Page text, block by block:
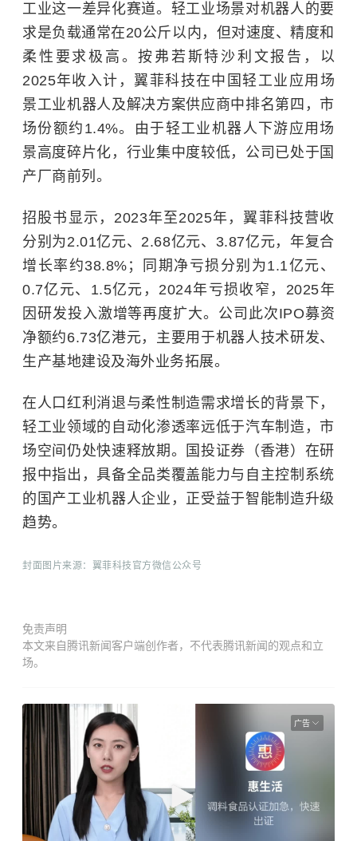
工业这一差异化赛道。轻工业场景对机器人的要
求是负载通常在20公斤以内，但对速度、精度和
柔性要求极高。按弗若斯特沙利文报告，以
2025年收入计，翼菲科技在中国轻工业应用场
景工业机器人及解决方案供应商中排名第四，市
场份额约1.4%。由于轻工业机器人下游应用场
景高度碎片化，行业集中度较低，公司已处于国
产厂商前列。
招股书显示，2023年至2025年，翼菲科技营收
分别为2.01亿元、2.68亿元、3.87亿元，年复合
增长率约38.8%；同期净亏损分别为1.1亿元、
0.7亿元、1.5亿元，2024年亏损收窄，2025年
因研发投入激增等再度扩大。公司此次IPO募资
净额约6.73亿港元，主要用于机器人技术研发、
生产基地建设及海外业务拓展。
在人口红利消退与柔性制造需求增长的背景下，
轻工业领域的自动化渗透率远低于汽车制造，市
场空间仍处快速释放期。国投证券（香港）在研
报中指出，具备全品类覆盖能力与自主控制系统
的国产工业机器人企业，正受益于智能制造升级
趋势。
封面图片来源：翼菲科技官方微信公众号
免责声明
本文来自腾讯新闻客户端创作者，不代表腾讯新闻的观点和立
场。
广告